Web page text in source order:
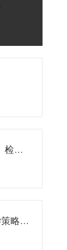
大鼠α2-巨球蛋白（α2M）检测试剂盒
更安全更快速的再生医学策略：利用直接重编程改变细胞身份